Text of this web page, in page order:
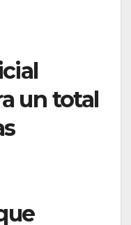
un total